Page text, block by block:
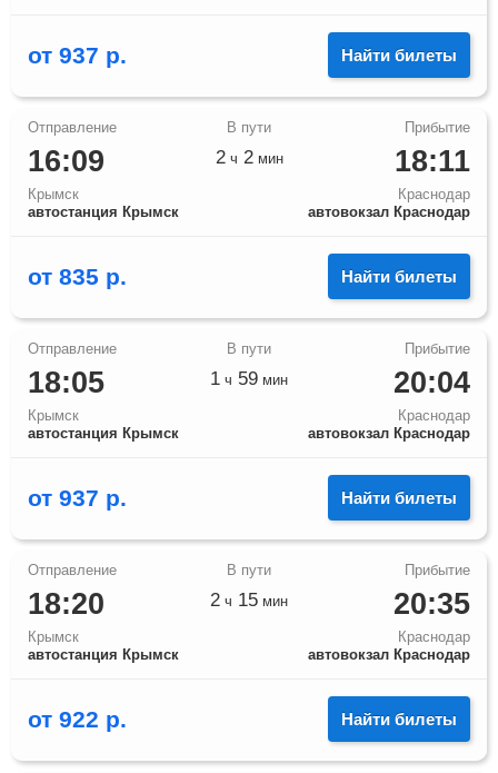
от 937 р. Найти билеты
16:09
Крымск
автостанция Крымск
18:11
Краснодар
автовокзал Краснодар
2ч 2мин
от 835 р. Найти билеты
18:05
Крымск
автостанция Крымск
20:04
Краснодар
автовокзал Краснодар
1 ч 59 мин
от 937 р. Найти билеты
18:20
Крымск
автостанция Крымск
20:35
Краснодар
автовокзал Краснодар
2 ч 15 мин
от 922 р. Найти билеты